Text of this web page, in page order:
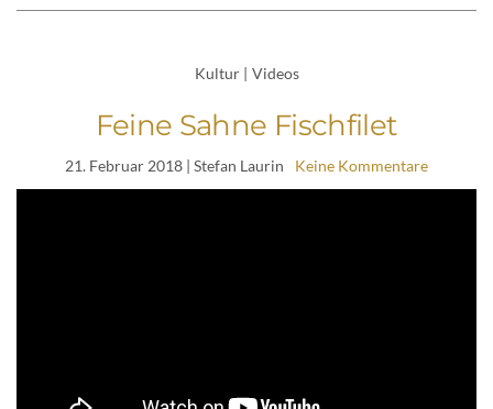
Kultur | Videos
Feine Sahne Fischfilet
21. Februar 2018 | Stefan Laurin Keine Kommentare